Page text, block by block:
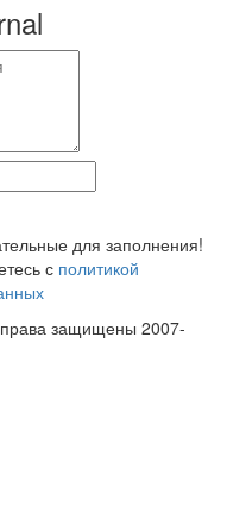
для заполнения!
с политикой
защищены 2007-